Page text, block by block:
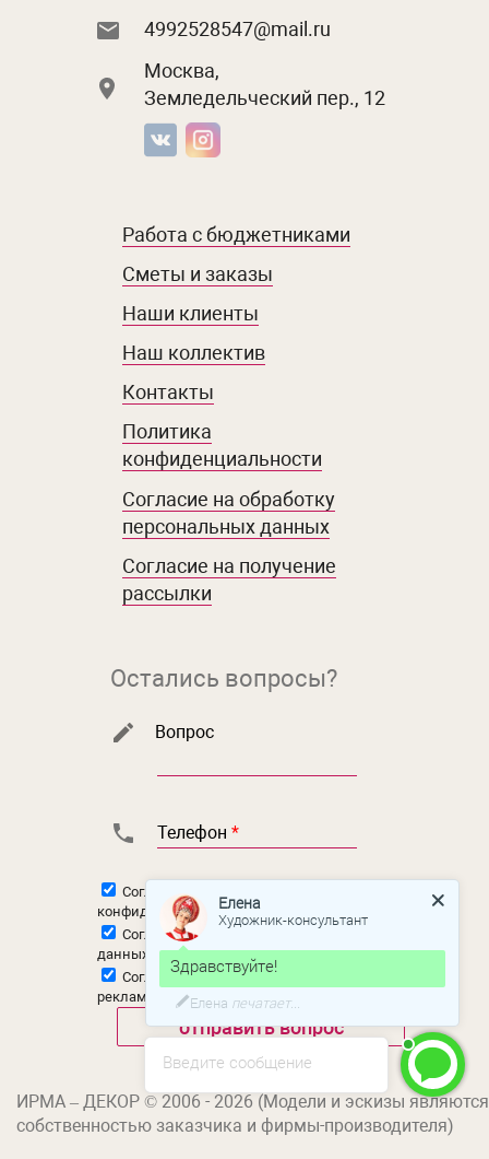
4992528547@mail.ru
Москва,
Земледельческий пер., 12
Работа с бюджетниками
Сметы и заказы
Наши клиенты
Наш коллектив
Контакты
Политика
конфиденциальности
Согласие на обработку
персональных данных
Согласие на получение
рассылки
Остались вопросы?
Вопрос
Телефон *
Согласен с
конфиденциальности
Согласен на
данных
Согласен наполучение новостной и
рекламной рассылки
ИРМА – ДЕКОР © 2006 - 2026 (Модели и эскизы являются
собственностью заказчика и фирмы-производителя)
Введите сообщение
Елена
Художник-консультант
Здравствуйте!
Елена печатает...